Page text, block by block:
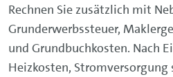
Rechnen Sie zusätzlich mit
Grunderwerbssteuer,
und Grundbuchkosten. Nach
Heizkosten,